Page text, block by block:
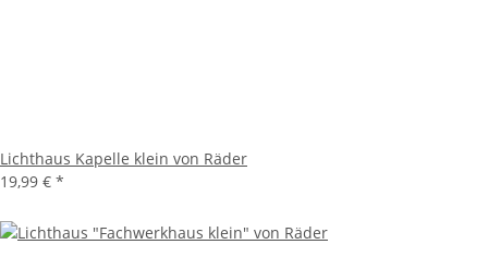
Lichthaus Kapelle klein von Räder
19,99 € *